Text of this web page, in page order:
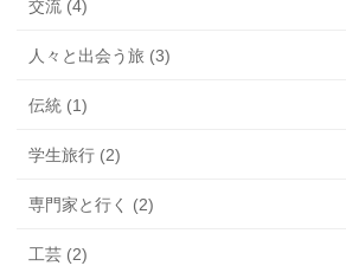
交流 (4)
人々と出会う旅 (3)
伝統 (1)
学生旅行 (2)
専門家と行く (2)
工芸 (2)